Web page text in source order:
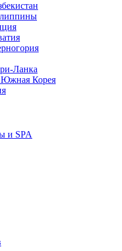
Ланка
Южная Корея
и SPA